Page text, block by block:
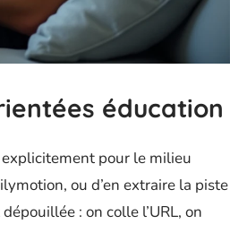
éducation
pour le milieu
ou d’en extraire la piste
: on colle l’URL, on